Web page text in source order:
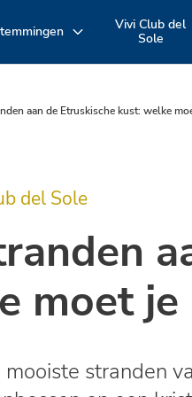
Vivi Club del
Sole
aan de Etruskische kust: welke
del Sole
moet je
stranden